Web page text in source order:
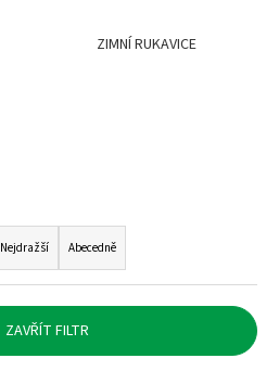
ZIMNÍ RUKAVICE
Nejdražší Abecedně
ZAVŘÍT FILTR